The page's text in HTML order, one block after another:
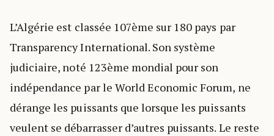
L’Algérie est classée 107ème sur 180 pays par
Transparency International. Son système
judiciaire, noté 123ème mondial pour son
indépendance par le World Economic Forum, ne
dérange les puissants que lorsque les puissants
veulent se débarrasser d’autres puissants. Le reste